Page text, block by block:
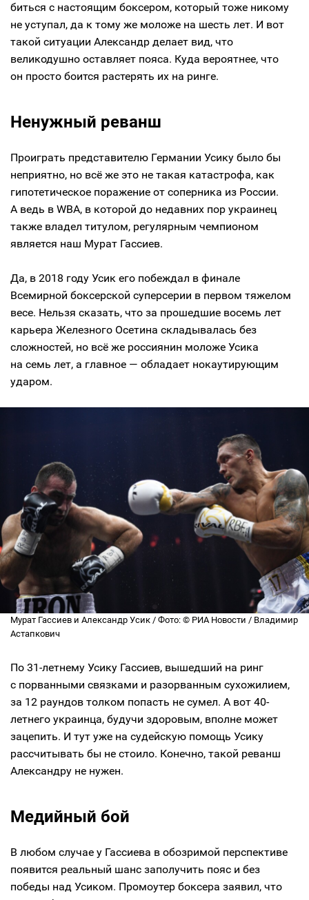
биться с настоящим боксером, который тоже никому
не уступал, да к тому же моложе на шесть лет. И вот
такой ситуации Александр делает вид, что
великодушно оставляет пояса. Куда вероятнее, что
он просто боится растерять их на ринге.
Ненужный реванш
Проиграть представителю Германии Усику было бы
неприятно, но всё же это не такая катастрофа, как
гипотетическое поражение от соперника из России.
А ведь в WBA, в которой до недавних пор украинец
также владел титулом, регулярным чемпионом
является наш Мурат Гассиев.
Да, в 2018 году Усик его побеждал в финале
Всемирной боксерской суперсерии в первом тяжелом
весе. Нельзя сказать, что за прошедшие восемь лет
карьера Железного Осетина складывалась без
сложностей, но всё же россиянин моложе Усика
на семь лет, а главное — обладает нокаутирующим
ударом.
Мурат Гассиев и Александр Усик / Фото: © РИА Новости / Владимир
Астапкович
По 31-летнему Усику Гассиев, вышедший на ринг
с порванными связками и разорванным сухожилием,
за 12 раундов толком попасть не сумел. А вот 40-
летнего украинца, будучи здоровым, вполне может
зацепить. И тут уже на судейскую помощь Усику
рассчитывать бы не стоило. Конечно, такой реванш
Александру не нужен.
Медийный бой
В любом случае у Гассиева в обозримой перспективе
появится реальный шанс заполучить пояс и без
победы над Усиком. Промоутер боксера заявил, что